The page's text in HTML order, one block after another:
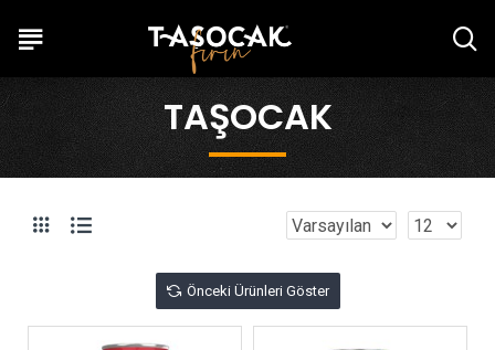
TAŞOCAK
Önceki Ürünleri Göster